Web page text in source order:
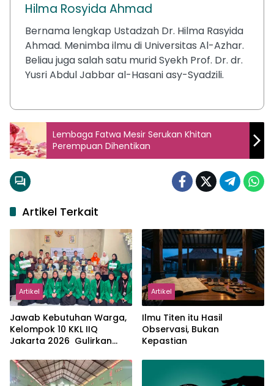
Hilma Rosyida Ahmad
Bernama lengkap Ustadzah Dr. Hilma Rasyida
Ahmad. Menimba ilmu di Universitas Al-Azhar.
Beliau juga salah satu murid Syekh Prof. Dr. dr.
Yusri Abdul Jabbar al-Hasani asy-Syadzili.
Lembaga Fatwa Mesir Serukan Khitan
Perempuan Dihentikan
Artikel Terkait
Artikel
Jawab Kebutuhan Warga,
Kelompok 10 KKL IIQ
Jakarta 2026 Gulirkan
Sukamanah
Artikel
Ilmu Titen itu Hasil
Observasi, Bukan
Kepastian